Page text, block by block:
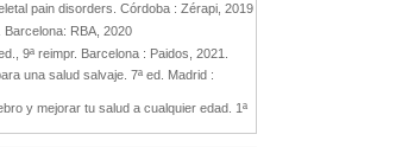
pain disorders. Córdoba : Zérapi, 2019
RBA, 2020
9ª reimpr. Barcelona : Paidos, 2021.
una salud salvaje. 7ª ed. Madrid :
y mejorar tu salud a cualquier edad. 1ª